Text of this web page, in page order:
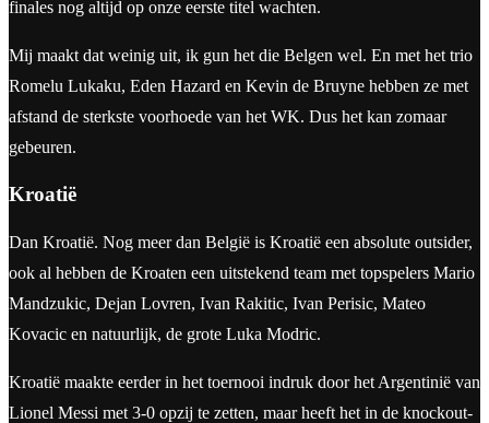
finales nog altijd op onze eerste titel wachten.
Mij maakt dat weinig uit, ik gun het die Belgen wel. En met het trio
Romelu Lukaku, Eden Hazard en Kevin de Bruyne hebben ze met
afstand de sterkste voorhoede van het WK. Dus het kan zomaar
gebeuren.
Kroatië
Dan Kroatië. Nog meer dan België is Kroatië een absolute outsider,
ook al hebben de Kroaten een uitstekend team met topspelers Mario
Mandzukic, Dejan Lovren, Ivan Rakitic, Ivan Perisic, Mateo
Kovacic en natuurlijk, de grote Luka Modric.
Kroatië maakte eerder in het toernooi indruk door het Argentinië van
Lionel Messi met 3-0 opzij te zetten, maar heeft het in de knockout-